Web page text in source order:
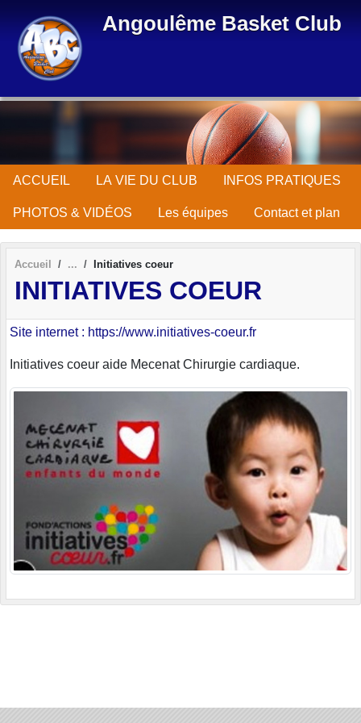
Angoulême Basket Club
ACCUEIL LA VIE DU CLUB INFOS PRATIQUES
PHOTOS & VIDÉOS Les équipes Contact et plan
Accueil Initiatives coeur
INITIATIVES COEUR
Site internet : https://www.initiatives-coeur.fr
Initiatives coeur aide Mecenat Chirurgie cardiaque.